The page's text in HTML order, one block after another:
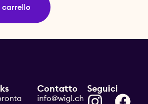
Contatto
info@wigl.ch
Seguici